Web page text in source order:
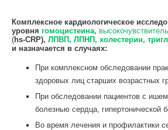
Комплексное кардиологическое
уровня гомоцистеина,
(hs-CRP), ЛПВП, ЛПНП, холестерин,
и назначается в случаях:
При комплексном обследовании
здоровых лиц старших возрастных
При обследовании пациентов с
болезнью сердца, гипертонической
Во время лечения и профилактики